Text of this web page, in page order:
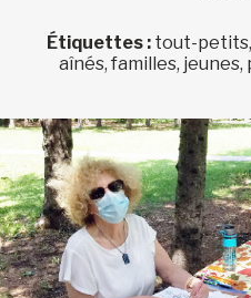
Étiquettes : tout-
aînés, familles,